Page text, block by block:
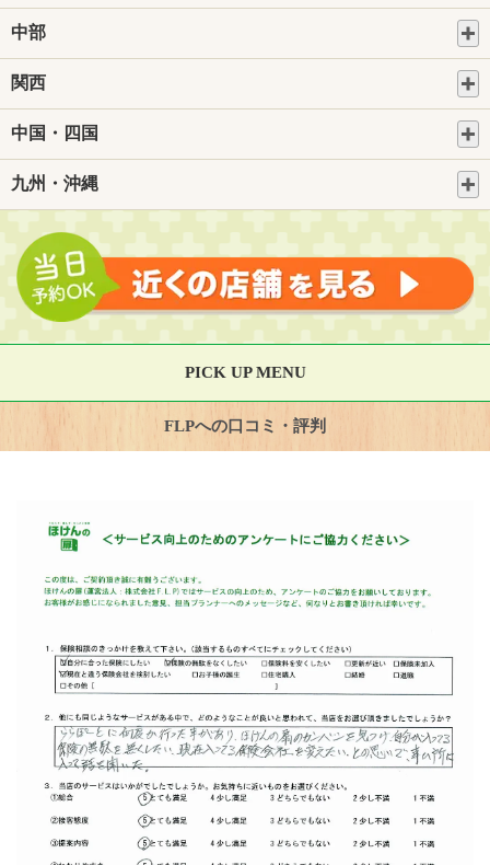
中部
関西
中国・四国
九州・沖縄
PICK UP MENU
FLPへの口コミ・評判